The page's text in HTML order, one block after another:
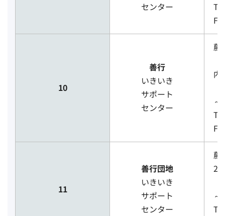
センター
10
善行
いきいき
サポート
センター
藤
内
～
11
善行団地
いきいき
サポート
センター
藤
2
～